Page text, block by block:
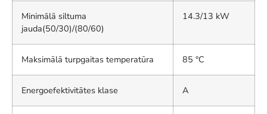
Minimālā siltuma
jauda(50/30)/(80/60)
14.3/13 kW
Maksimālā turpgaitas temperatūra 85 °C
Energoefektivitātes klase A